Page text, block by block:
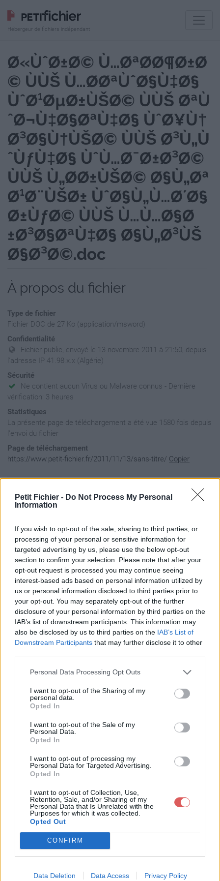
Petit Fichier - Do Not Process My Personal
Information
If you wish to opt-out of the sale, sharing to third parties, or
processing of your personal or sensitive information for
targeted advertising by us, please use the below opt-out
section to confirm your selection. Please note that after your
opt-out request is processed you may continue seeing
interest-based ads based on personal information utilized by
us or personal information disclosed to third parties prior to
your opt-out. You may separately opt-out of the further
disclosure of your personal information by third parties on the
IAB’s list of downstream participants. This information may
also be disclosed by us to third parties on the IAB’s List of
Downstream Participants that may further disclose it to other
Personal Data Processing Opt Outs
I want to opt-out of the Sharing of my
personal data.
Opted In
I want to opt-out of the Sale of my
Personal Data.
Opted In
I want to opt-out of processing my
Personal Data for Targeted Advertising.
Opted In
I want to opt-out of Collection, Use,
Retention, Sale, and/or Sharing of my
Personal Data that Is Unrelated with the
Purposes for which it was collected.
Opted Out
CONFIRM
Data Deletion Data Access Privacy Policy
Hébergeur de fichiers indépendant
Ø«ÙˆØ±Ø© Ù…ØªØ­Ø¶Ø±Ø
© ÙÙŠ Ù…Ø­ØªÙˆØ§Ù‡Ø§
ÙˆØ¹ØµØ±ÙŠØ© ÙÙŠ ØªÙ
ˆØ¬Ù‡Ø§ØªÙ‡Ø§ ÙˆØ¥Ù†
Ø³Ø§Ù†ÙŠØ© ÙÙŠ Ø³Ù„Ù
ˆÙƒÙ‡Ø§ ÙˆÙ…Ø¯Ø±Ø³Ø©
ÙÙŠ Ù„Ø­Ø±ÙŠØ© Ø§Ù„Øª
Ø¹Ø¨ÙŠØ± ÙˆØ§Ù„Ù…Ø´Ø§
Ø±ÙƒØ© ÙÙŠ Ù…Ù…Ø§Ø
±Ø³Ø§ØªÙ‡Ø§ Ø§Ù„Ø³ÙŠ
Ø§Ø³Ø©.doc
À propos du fichier
Type de fichier
Fichier DOC de 27 Ko (application/msword)
Confidentialité
Fichier public, envoyé le 13 novembre 2011 à 21:50, depuis
l'adresse IP 41.98.x.x (Algérie)
Sécurité
Ne contient aucun Virus ou Malware connus - Dernière
vérification: 3 heures
Statistiques
La présente page de téléchargement a été vue 1580 fois depuis
l'envoi du fichier
Page de téléchargement
https://www.petit-fichier.fr/2011/11/13/sans-titre/ Copier
Partager le fichier Ø«ÙˆØ±Ø© Ù…
ØªØ­Ø¶Ø±Ø© ÙÙŠ Ù…Ø­
ØªÙˆØ§Ù‡Ø§ ÙˆØ¹ØµØ±ÙŠØ©
ÙÙŠ ØªÙˆØ¬Ù‡Ø§ØªÙ‡Ø§
ÙˆØ¥Ù†Ø³Ø§Ù†ÙŠØ© ÙÙŠ
Ø³Ù„ÙˆÙƒÙ‡Ø§ ÙˆÙ…Ø¯Ø±Ø³Ø©
ÙÙŠ Ù„Ø­Ø±ÙŠØ©
Ø§Ù„ØªØ¹Ø¨ÙŠØ± ÙˆØ§Ù„Ù…Ø
´Ø§Ø±ÙƒØ© ÙÙŠ Ù…Ù…
Ø§Ø±Ø³Ø§ØªÙ‡Ø§
Ø§Ù„Ø³ÙŠØ§Ø³Ø©.doc sur le
Web et les réseaux sociaux:
Télécharger le fichier Ø«ÙˆØ±Ø©
Ù…ØªØ­Ø¶Ø±Ø© ÙÙŠ Ù…Ø­ØªÙˆØ
§Ù‡Ø§ ÙˆØ¹ØµØ±ÙŠØ© ÙÙŠ Øª
ÙˆØ¬Ù‡Ø§ØªÙ‡Ø§ ÙˆØ¥Ù†Ø³Ø
§Ù†ÙŠØ© ÙÙŠ Ø³Ù„ÙˆÙƒÙ‡Ø§
ÙˆÙ…Ø¯Ø±Ø³Ø© ÙÙŠ Ù„Ø­Ø±ÙŠ
Ø© Ø§Ù„ØªØ¹Ø¨ÙŠØ± ÙˆØ§Ù„Ù…
Ø´Ø§Ø±ÙƒØ© ÙÙŠ Ù…Ù…Ø§Ø±Ø